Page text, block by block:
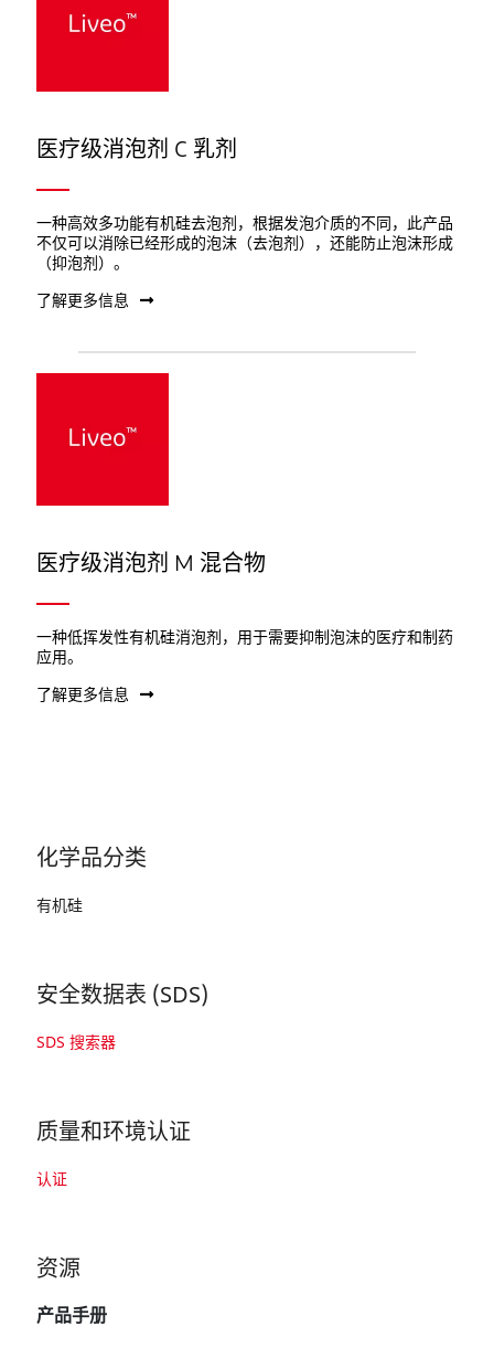
医疗级消泡剂 C 乳剂
一种高效多功能有机硅去泡剂，根据发泡介质的不同，此产品
不仅可以消除已经形成的泡沫（去泡剂），还能防止泡沫形成
（抑泡剂）。
了解更多信息
医疗级消泡剂 M 混合物
一种低挥发性有机硅消泡剂，用于需要抑制泡沫的医疗和制药
应用。
了解更多信息
化学品分类
有机硅
安全数据表 (SDS)
SDS 搜索器
质量和环境认证
认证
资源
产品手册